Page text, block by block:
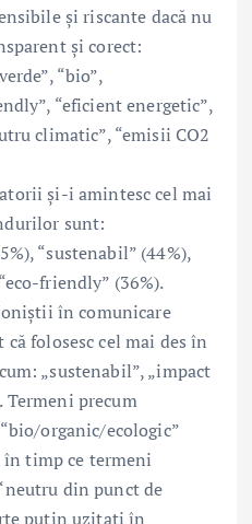
și riscante dacă nu
și corect:
“bio”,
“eficient energetic”,
climatic”, “emisii CO2
și-i amintesc cel mai
sunt:
“sustenabil” (44%),
friendly” (36%).
în comunicare
folosesc cel mai des în
„sustenabil”, „impact
Termeni precum
organic/ecologic”
timp ce termeni
din punct de
puțin uzitați în